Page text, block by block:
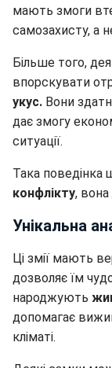
мають змоги
самозахисту, а
Більше того,
впорскувати
укус. Вони
дає змогу
ситуації.
Така поведінка
конфлікту,
Унікальна
Ці змії мають
дозволяє їм
народжують
допомагає
кліматі.